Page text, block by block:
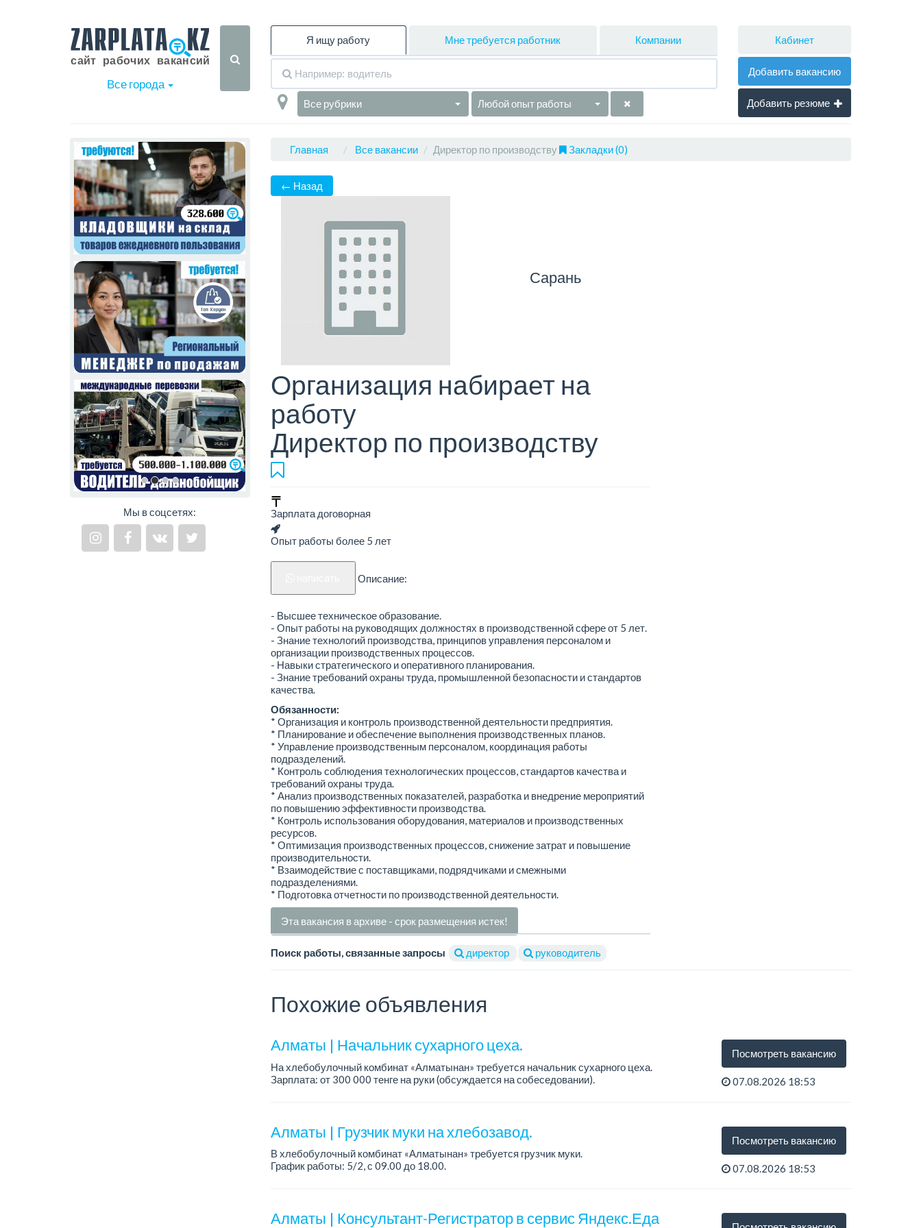
Все города
Я ищу работу Мне требуется работник Компании
Все рубрики Любой опыт работы
Кабинет
Добавить вакансию
Добавить резюме
Мы в соцсетях:
Главная Все вакансии Директор по производству Закладки (0)
← Назад
Сарань
Организация набирает на
работу
Директор по производству
Зарплата договорная
Опыт работы более 5 лет
Описание:
- Высшее техническое образование.
- Опыт работы на руководящих должностях в производственной сфере от 5 лет.
- Знание технологий производства, принципов управления персоналом и
организации производственных процессов.
- Навыки стратегического и оперативного планирования.
- Знание требований охраны труда, промышленной безопасности и стандартов
качества.
Обязанности:
* Организация и контроль производственной деятельности предприятия.
* Планирование и обеспечение выполнения производственных планов.
* Управление производственным персоналом, координация работы
подразделений.
* Контроль соблюдения технологических процессов, стандартов качества и
требований охраны труда.
* Анализ производственных показателей, разработка и внедрение мероприятий
по повышению эффективности производства.
* Контроль использования оборудования, материалов и производственных
ресурсов.
* Оптимизация производственных процессов, снижение затрат и повышение
производительности.
* Взаимодействие с поставщиками, подрядчиками и смежными
подразделениями.
* Подготовка отчетности по производственной деятельности.
Эта вакансия в архиве - срок размещения истек!
Поиск работы, связанные запросы директор руководитель
Похожие объявления
Алматы | Начальник сухарного цеха.
На хлебобулочный комбинат «Алматынан» требуется начальник сухарного цеха.
Зарплата: от 300 000 тенге на руки (обсуждается на собеседовании).
Посмотреть вакансию
07.08.2026 18:53
Алматы | Грузчик муки на хлебозавод.
В хлебобулочный комбинат «Алматынан» требуется грузчик муки.
График работы: 5/2, с 09.00 до 18.00.
Посмотреть вакансию
07.08.2026 18:53
Алматы | Консультант-Регистратор в сервис Яндекс.Еда